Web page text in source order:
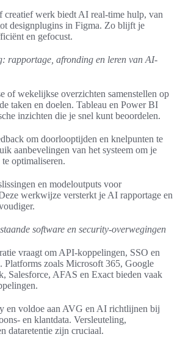
creatief werk biedt AI real-time hulp, van
designplugins in Figma. Zo blijft je
en gefocust.
rapportage, afronding en leren van AI-
of wekelijkse overzichten samenstellen op
taken en doelen. Tableau en Power BI
inzichten die je snel kunt beoordelen.
om doorlooptijden en knelpunten te
aanbevelingen van het systeem om je
optimaliseren.
en modeloutputs voor
werkwijze versterkt je AI rapportage en
software en security-overwegingen
vraagt om API-koppelingen, SSO en
Platforms zoals Microsoft 365, Google
Salesforce, AFAS en Exact bieden vaak
en voldoe aan AVG en AI richtlijnen bij
en klantdata. Versleuteling,
dataretentie zijn cruciaal.